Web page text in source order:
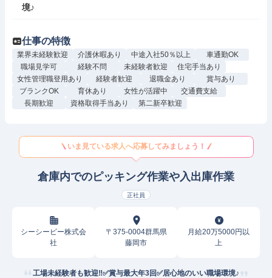
境♪
仕事の特徴
業界未経験歓迎 介護休暇あり 中途入社50％以上
車通勤OK
職場見学可
経験不問 未経験者歓迎
住宅手当あり
女性管理職登用あり
経験者歓迎 退職金あり
賞与あり
ブランクOK
育休あり 女性が活躍中
交通費支給
長期歓迎
資格取得手当あり 第二新卒歓迎
いま見ている求人へ応募してみましょう！
倉庫内でのピッキング作業や入出庫作業
正社員
シーシービー株式会
社
〒375-0004群馬県
藤岡市
月給20万5000円以
上
工場未経験者も歓迎‼✅賞与最大年3回✅居心地のいい職場環境♪